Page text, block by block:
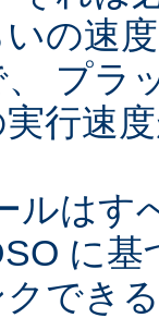
の速
、 プラ
行速
ルはす
に
でき